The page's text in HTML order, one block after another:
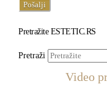
Pretražite ESTETIC.RS
Pretraži
Video